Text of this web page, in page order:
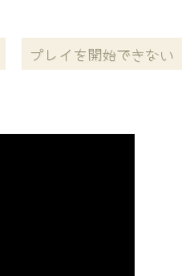
プレイを開始できない